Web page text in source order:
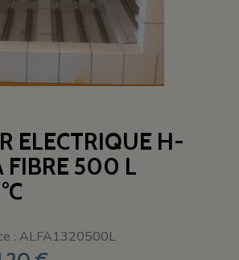
ELECTRIQUE H-
FIBRE 500 L
: ALFA1320500L